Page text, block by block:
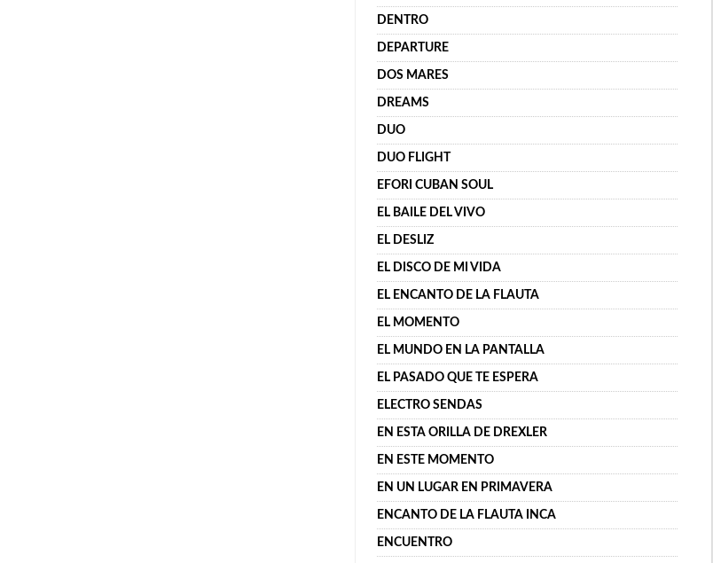
DENTRO
DEPARTURE
DOS MARES
DREAMS
DUO
DUO FLIGHT
EFORI CUBAN SOUL
EL BAILE DEL VIVO
EL DESLIZ
EL DISCO DE MI VIDA
EL ENCANTO DE LA FLAUTA
EL MOMENTO
EL MUNDO EN LA PANTALLA
EL PASADO QUE TE ESPERA
ELECTRO SENDAS
EN ESTA ORILLA DE DREXLER
EN ESTE MOMENTO
EN UN LUGAR EN PRIMAVERA
ENCANTO DE LA FLAUTA INCA
ENCUENTRO